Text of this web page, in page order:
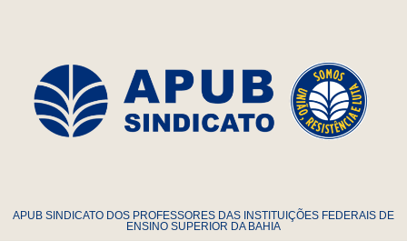
APUB SINDICATO DOS PROFESSORES DAS INSTITUIÇÕES FEDERAIS DE
ENSINO SUPERIOR DA BAHIA